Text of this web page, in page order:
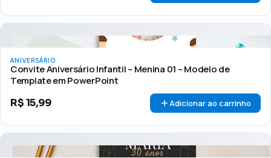
ANIVERSÁRIO
Convite Aniversário Infantil – Menina 01 – Modelo de
Template em PowerPoint
R$15,99 Adicionar ao carrinho